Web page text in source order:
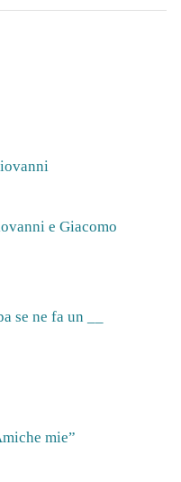
e Giacomo
se ne fa un __
mie”